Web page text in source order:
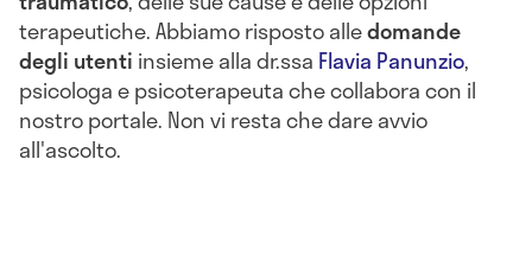
terapeutiche. Abbiamo risposto alledomande
degli utenti insieme alla dr.ssa Flavia Panunzio,
psicologa e psicoterapeuta che collabora con il
nostro portale. Non vi resta che dare avvio
all'ascolto.